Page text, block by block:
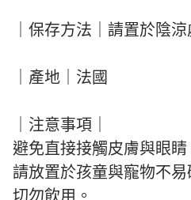
｜保存方法｜請置於陰
｜產地｜法國
｜注意事項｜
避免直接接觸皮膚與眼睛
請放置於孩童與寵物不易
切勿飲用。